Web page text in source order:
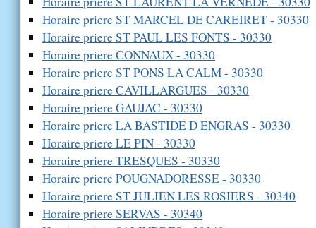
Horaire priere ST MARCEL DE CAREIRET - 30330
Horaire priere ST PAUL LES FONTS - 30330
Horaire priere CONNAUX - 30330
Horaire priere ST PONS LA CALM - 30330
Horaire priere CAVILLARGUES - 30330
Horaire priere GAUJAC - 30330
Horaire priere LA BASTIDE D ENGRAS - 30330
Horaire priere LE PIN - 30330
Horaire priere TRESQUES - 30330
Horaire priere POUGNADORESSE - 30330
Horaire priere ST JULIEN LES ROSIERS - 30340
Horaire priere SERVAS - 30340